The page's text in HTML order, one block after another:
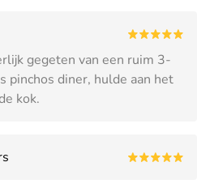
gegeten van een ruim 3-
pinchos diner, hulde aan het
kok.